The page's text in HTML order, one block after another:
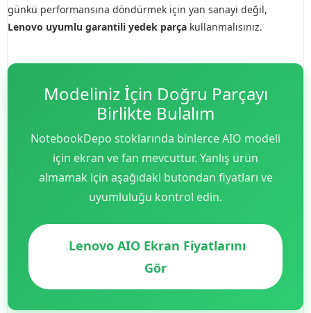
günkü performansına döndürmek için yan sanayi değil,
Lenovo uyumlu garantili yedek parça kullanmalısınız.
Modeliniz İçin Doğru Parçayı
Birlikte Bulalım
NotebookDepo stoklarında binlerce AIO modeli
için ekran ve fan mevcuttur. Yanlış ürün
almamak için aşağıdaki butondan fiyatları ve
uyumluluğu kontrol edin.
Lenovo AIO Ekran Fiyatlarını
Gör